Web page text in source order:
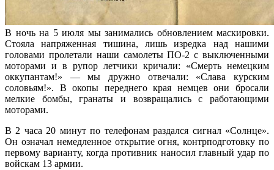
В ночь на 5 июля мы занимались обновлением маскировки.
Стояла напряженная тишина, лишь изредка над нашими
головами пролетали наши самолеты ПО-2 с выключенными
моторами и в рупор летчики кричали: «Смерть немецким
оккупантам!» — мы дружно отвечали: «Слава курским
соловьям!». В окопы переднего края немцев они бросали
мелкие бомбы, гранаты и возвращались с работающими
моторами.
В 2 часа 20 минут по телефонам раздался сигнал «Солнце».
Он означал немедленное открытие огня, контрподготовку по
первому варианту, когда противник наносил главный удар по
войскам 13 армии.